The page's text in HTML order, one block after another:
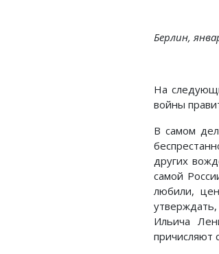
Берлин,
На
войны
В самом
других
самой
любили,
Ильича
причисляют